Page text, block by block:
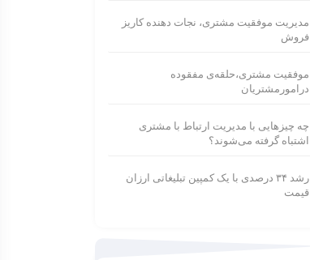
مدیریت موفقیت مشتری، نجات دهنده کاریز
فروش
موفقیت مشتری،حلقه‌ی مفقوده
درامورمشتریان
چه چیزهایی با مدیریت ارتباط با مشتری
اشتباه گرفته می‌شوند؟
رشد ۳۴ درصدی با یک کمپین تبلیغاتی ارزان
قیمت